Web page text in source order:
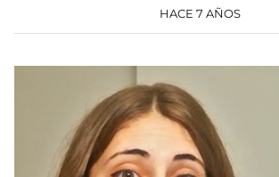
HACE 7 AÑOS